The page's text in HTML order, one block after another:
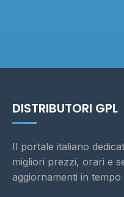
DISTRIBUTORI GPL
Il portale italiano
migliori prezzi, orari e
aggiornamenti in tempo